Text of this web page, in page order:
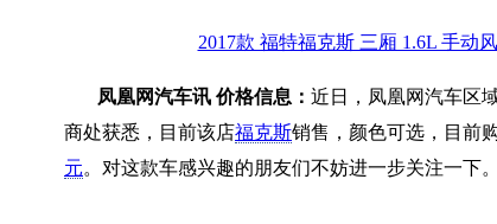
2017款 福特福克斯 三厢 1.6L 手动
凤凰网汽车讯 价格信息： 近日，凤凰网汽车区
商处获悉，目前该店福克斯销售，颜色可选，目前
元。对这款车感兴趣的朋友们不妨进一步关注一下